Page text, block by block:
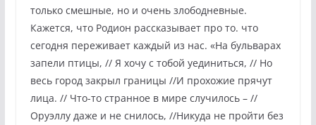
только смешные, но и очень злободневные.
Кажется, что Родион рассказывает про то. что
сегодня переживает каждый из нас. «На бульварах
запели птицы, // Я хочу с тобой уединиться, // Но
весь город закрыл границы //И прохожие прячут
лица. // Что-то странное в мире случилось – //
Оруэллу даже и не снилось, //Никуда не пройти без